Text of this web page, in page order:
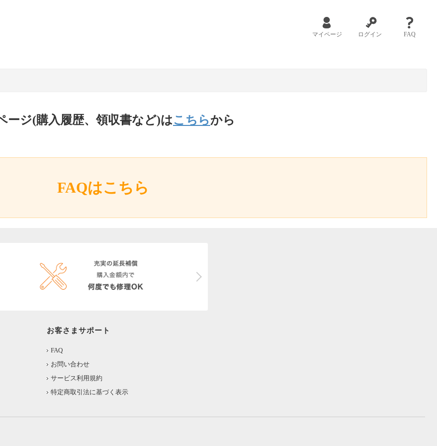
マイページ ログイン FAQ
ージ(購入履歴、領収書など)はこちらから
FAQはこちら
お客さまサポート
FAQ
お問い合わせ
サービス利用規約
特定商取引法に基づく表示